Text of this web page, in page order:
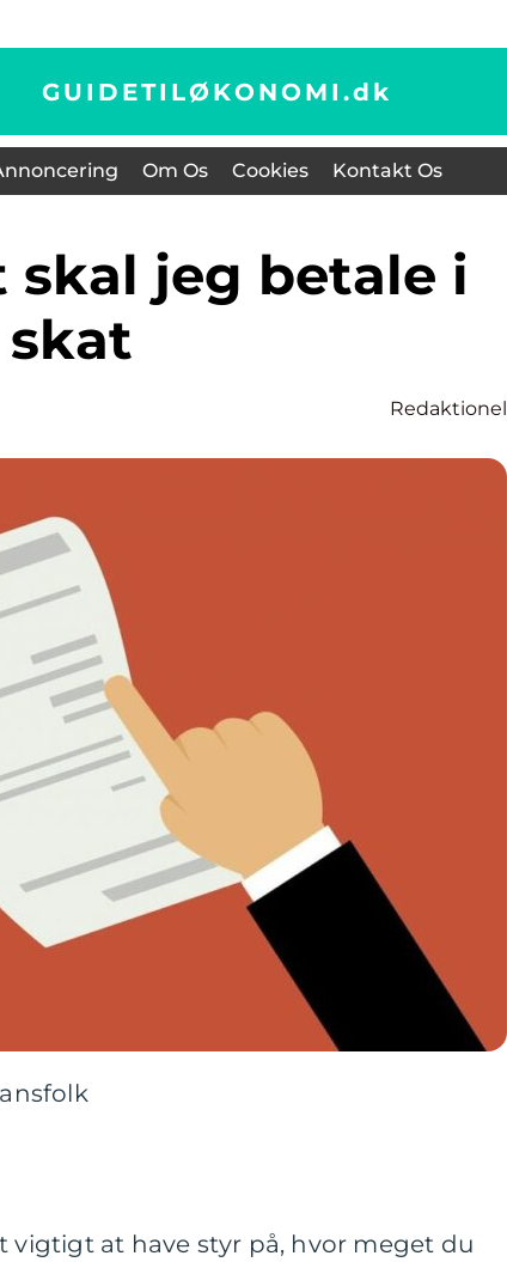
GUIDETILØKONOMI.dk
Om Os Cookies Kontakt Os
skat
Redaktionel
vigtigt at have styr på, hvor meget du